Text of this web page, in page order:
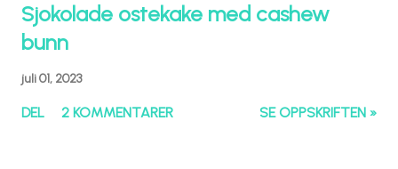
Sjokolade ostekake med cashew
bunn
juli 01, 2023
DEL 2 KOMMENTARER SE OPPSKRIFTEN »